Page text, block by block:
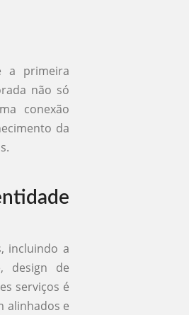
a primeira
não só
conexão
da
incluindo a
design de
serviços é
alinhados e